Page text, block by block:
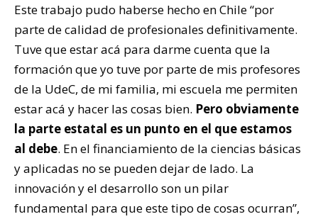
Este trabajo pudo haberse hecho en Chile “por
parte de calidad de profesionales definitivamente.
Tuve que estar acá para darme cuenta que la
formación que yo tuve por parte de mis profesores
de la UdeC, de mi familia, mi escuela me permiten
estar acá y hacer las cosas bien. Pero obviamente
la parte estatal es un punto en el que estamos
al debe. En el financiamiento de la ciencias básicas
y aplicadas no se pueden dejar de lado. La
innovación y el desarrollo son un pilar
fundamental para que este tipo de cosas ocurran”,